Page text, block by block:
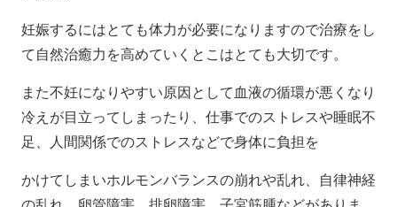
妊娠するにはとても体力が必要になりますので治療をし
て自然治癒力を高めていくとこはとても大切です。
また不妊になりやすい原因として血液の循環が悪くなり
冷えが目立ってしまったり、仕事でのストレスや睡眠不
足、人間関係でのストレスなどで身体に負担を
かけてしまいホルモンバランスの崩れや乱れ、自律神経